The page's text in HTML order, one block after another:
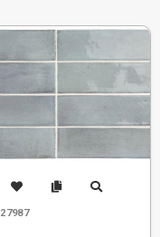
27987